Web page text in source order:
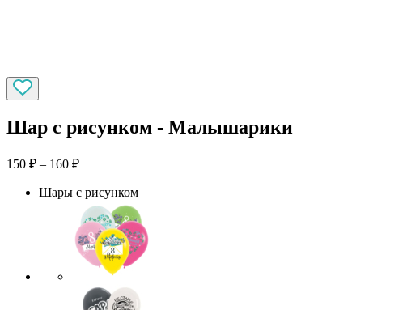
Шар с рисунком - Малышарики
150 ₽ – 160 ₽
Шары с рисунком